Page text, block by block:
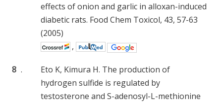
effects of onion and garlic in alloxan-induced
diabetic rats. Food Chem Toxicol, 43, 57-63
(2005)
,
8 .
Eto K, Kimura H. The production of
hydrogen sulfide is regulated by
testosterone and S-adenosyl-L-methionine